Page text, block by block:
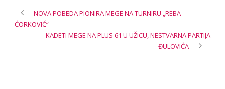
NOVA POBEDA PIONIRA MEGE NA TURNIRU „REBA
ĆORKOVIĆ“
KADETI MEGE NA PLUS 61 U UŽICU, NESTVARNA PARTIJA
ĐULOVIĆA